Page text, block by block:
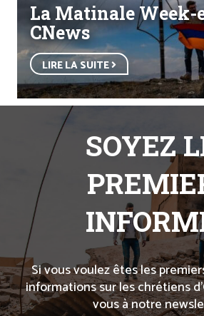
La Matinale Week-
CNews
LIRE LA SUITE
SOYEZ
Si vous voulez êtes les
informations sur les chrétiens
vous à notre